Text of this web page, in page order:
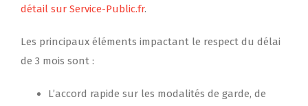
détail sur Service-Public.fr.
Les principaux éléments impactant le respect du délai
de 3 mois sont :
L’accord rapide sur les modalités de garde, de